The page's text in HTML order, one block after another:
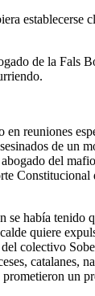
establecerse
de la Fals
en reuniones
de un
del
se había tenido
quiere
colectivo
catalanes,
un